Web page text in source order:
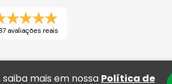
mais em nossa Política de
avaliações reais